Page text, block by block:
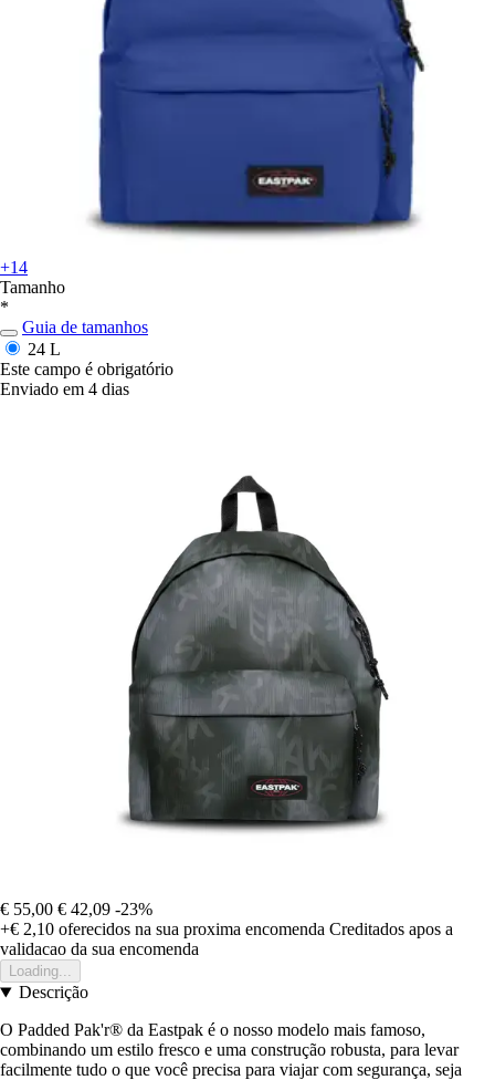
+14
Tamanho
*
Guia de tamanhos
24 L
Este campo é obrigatório
Enviado em 4 dias
€ 55,00 € 42,09 -23%
+€ 2,10 oferecidos na sua proxima encomenda Creditados apos a
validacao da sua encomenda
Loading...
Descrição
O Padded Pak'r® da Eastpak é o nosso modelo mais famoso,
combinando um estilo fresco e uma construção robusta, para levar
facilmente tudo o que você precisa para viajar com segurança, seja